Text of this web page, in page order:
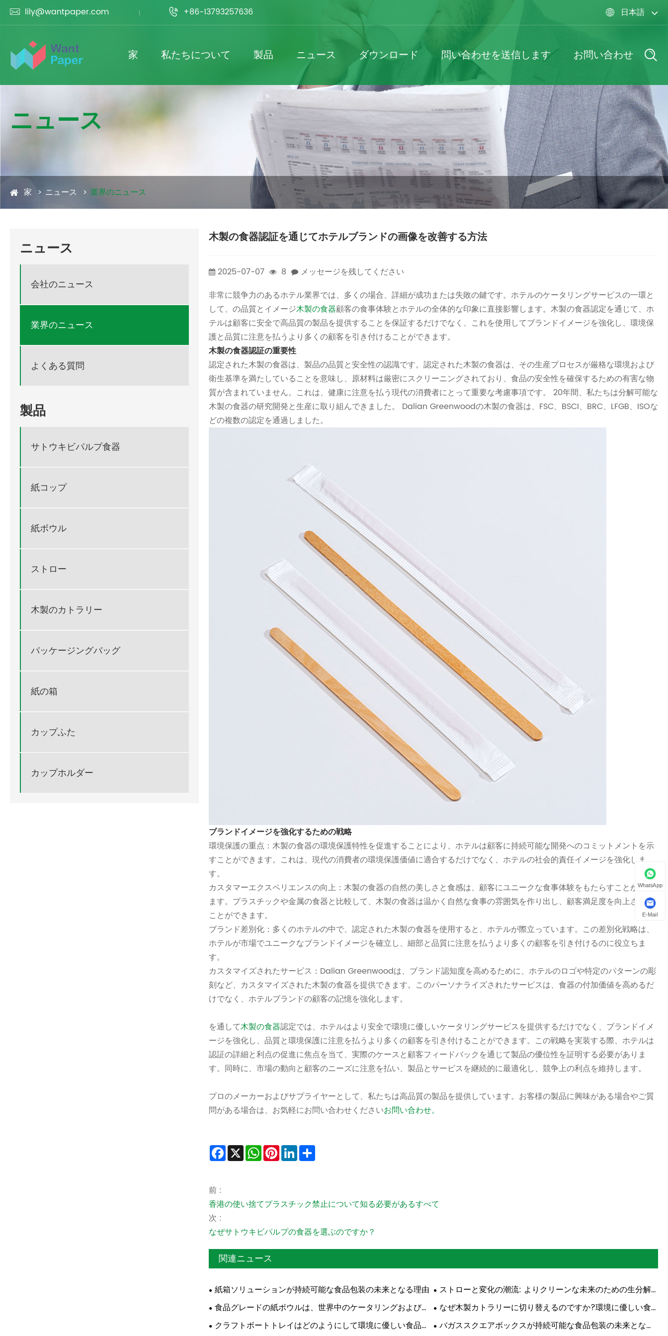
 lily@wantpaper.com  +86-13793257636  日本語
家 私たちについて 製品 ニュース ダウンロード 問い合わせを送信します お問い合わせ
ニュース
家 ニュース 業界のニュース
ニュース
会社のニュース
業界のニュース
よくある質問
製品
サトウキビパルプ食器
紙コップ
紙ボウル
ストロー
木製のカトラリー
パッケージングバッグ
紙の箱
カップふた
カップホルダー
木製の食器認証を通じてホテルブランドの画像を改善する方法
2025-07-07 8
メッセージを残してください
非常に競争力のあるホテル業界では、多くの場合、詳細が成功または失敗の鍵です。ホテルのケータリングサービスの一環と
して、の品質とイメージ木製の食器顧客の食事体験とホテルの全体的な印象に直接影響します。木製の食器認定を通じて、ホ
テルは顧客に安全で高品質の製品を提供することを保証するだけでなく、これを使用してブランドイメージを強化し、環境保
護と品質に注意を払うより多くの顧客を引き付けることができます。
木製の食器認証の重要性
認定された木製の食器は、製品の品質と安全性の認識です。認定された木製の食器は、その生産プロセスが厳格な環境および
衛生基準を満たしていることを意味し、原材料は厳密にスクリーニングされており、食品の安全性を確保するための有害な物
質が含まれていません。これは、健康に注意を払う現代の消費者にとって重要な考慮事項です。 20年間、私たちは分解可能な
木製の食器の研究開発と生産に取り組んできました。 Dalian Greenwoodの木製の食器は、FSC、BSCI、BRC、LFGB、ISOな
どの複数の認定を通過しました。
ブランドイメージを強化するための戦略
環境保護の重点：木製の食器の環境保護特性を促進することにより、ホテルは顧客に持続可能な開発へのコミットメントを示
すことができます。これは、現代の消費者の環境保護価値に適合するだけでなく、ホテルの社会的責任イメージを強化しま
す。
カスタマーエクスペリエンスの向上：木製の食器の自然の美しさと食感は、顧客にユニークな食事体験をもたらすことができ
ます。プラスチックや金属の食器と比較して、木製の食器は温かく自然な食事の雰囲気を作り出し、顧客満足度を向上させる
ことができます。
ブランド差別化：多くのホテルの中で、認定された木製の食器を使用すると、ホテルが際立っています。この差別化戦略は、
ホテルが市場でユニークなブランドイメージを確立し、細部と品質に注意を払うより多くの顧客を引き付けるのに役立ちま
す。
カスタマイズされたサービス：Dalian Greenwoodは、ブランド認知度を高めるために、ホテルのロゴや特定のパターンの彫
刻など、カスタマイズされた木製の食器を提供できます。このパーソナライズされたサービスは、食器の付加価値を高めるだ
けでなく、ホテルブランドの顧客の記憶を強化します。
を通して木製の食器認定では、ホテルはより安全で環境に優しいケータリングサービスを提供するだけでなく、ブランドイメ
ージを強化し、品質と環境保護に注意を払うより多くの顧客を引き付けることができます。この戦略を実装する際、ホテルは
認証の詳細と利点の促進に焦点を当て、実際のケースと顧客フィードバックを通じて製品の優位性を証明する必要がありま
す。同時に、市場の動向と顧客のニーズに注意を払い、製品とサービスを継続的に最適化し、競争上の利点を維持します。
プロのメーカーおよびサプライヤーとして、私たちは高品質の製品を提供しています。お客様の製品に興味がある場合やご質
問がある場合は、お気軽にお問い合わせくださいお問い合わせ。
Facebook
X WhatsApp
PinterestLinkedIn
前 :
香港の使い捨てプラスチック禁止について知る必要があるすべて
次 :
なぜサトウキビパルプの食器を選ぶのですか？
関連ニュース
紙箱ソリューションが持続可能な食品包装の未来となる理由
ストローと変化の潮流: よりクリーンな未来のための生分解
性ソリューション
食品グレードの紙ボウルは、世界中のケータリングおよびテ
イクアウト事業者にどのような利点をもたらしますか?
なぜ木製カトラリーに切り替えるのですか?環境に優しい食
事革命
クラフトボートトレイはどのようにして環境に優しい食品包
バガススクエアボックスが持続可能な食品包装の未来となる
WhatsApp
E-Mail